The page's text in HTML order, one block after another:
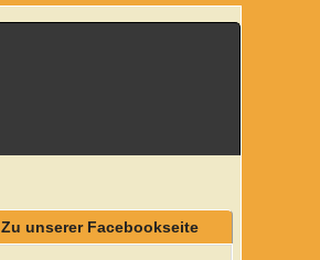
Zu unserer Facebookseite